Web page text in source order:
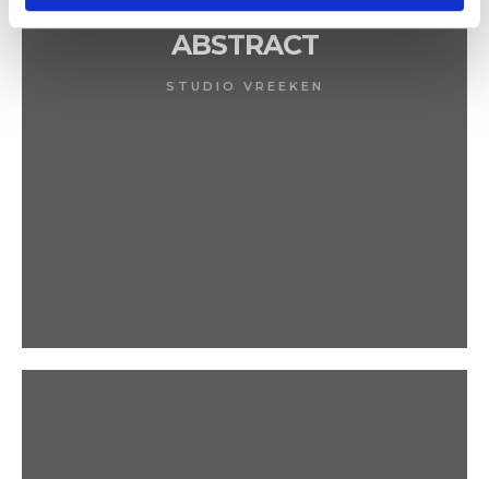
ABSTRACT
STUDIO VREEKEN